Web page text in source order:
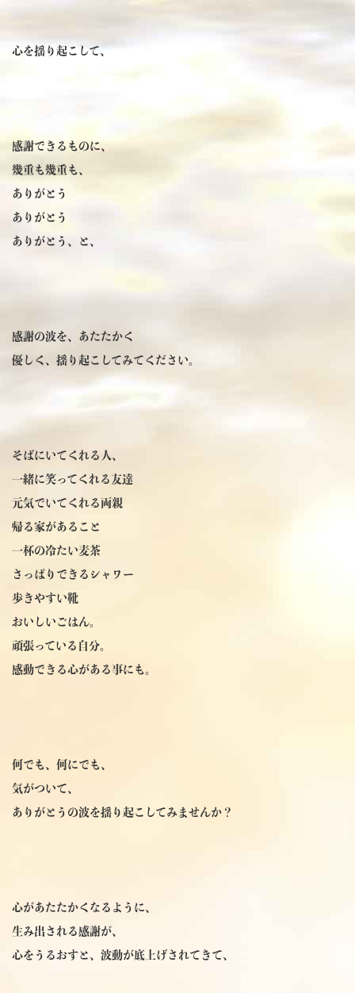
心を揺り起こして、
感謝できるものに、
幾重も幾重も、
ありがとう
ありがとう
ありがとう、と、
感謝の波を、あたたかく
優しく、揺り起こしてみてください。
そばにいてくれる人、
一緒に笑ってくれる友達
元気でいてくれる両親
帰る家があること
一杯の冷たい麦茶
さっぱりできるシャワー
歩きやすい靴
おいしいごはん。
頑張っている自分。
感動できる心がある事にも。
何でも、何にでも、
気がついて、
ありがとうの波を揺り起こしてみませんか？
心があたたかくなるように、
生み出される感謝が、
心をうるおすと、波動が底上げされてきて、